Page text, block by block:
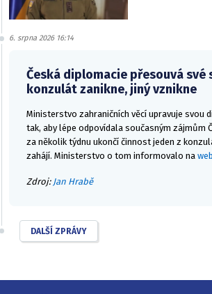
6. srpna 2026 16:14
Česká diplomacie přesouvá své
konzulát zanikne, jiný vznikne
Ministerstvo zahraničních věcí upravuje svou
tak, aby lépe odpovídala současným zájmům
za několik týdnu ukončí činnost jeden z
zahájí. Ministerstvo o tom informovalo na
Zdroj: Jan Hrabě
DALŠÍ ZPRÁVY